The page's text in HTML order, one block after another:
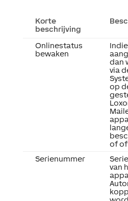
Korte
beschrijving
Onlinestatus
bewaken
dan
via
op
of
Serienummer
van